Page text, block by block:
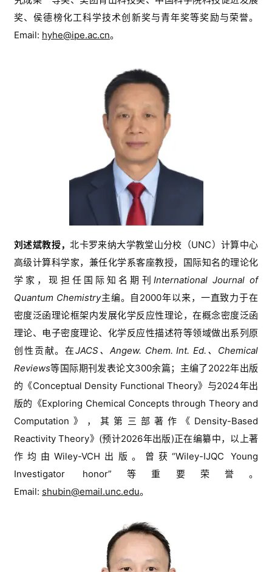
奖、侯德榜化工科学技术创新奖与青年奖等奖励与荣誉。
Email: hyhe@ipe.ac.cn。
刘述斌教授，北卡罗来纳大学教堂山分校（UNC）计算中心
高级计算科学家，兼任化学系客座教授，国际知名的理论化
学家 ，现担 任国际知名期刊 International Journal of
Quantum Chemistry主编。 自 2000年以来，一直致力于在
密度泛函理论框架内发展化学反应性理论，在概念密度泛函
理论、电子密度理论、化学反应性描述符等领域做出系列原
创性贡献。在JACS、 Angew. Chem. Int. Ed. 、 Chemical
Reviews等国际期刊发表论文300余篇； 主编了 2022年出版
的《Conceptual Density Functional Theory》与2024年出
版的《Exploring Chemical Concepts through Theory and
Computation 》，其第三部著作《 Density-Based
Reactivity Theory》 (预计2026年出版)正在编纂中，以上著
作均由Wiley-VCH 出版 。 曾获 “Wiley-IJQC Young
Investigator honor” 等重要荣誉。
Email: shubin@email.unc.edu。